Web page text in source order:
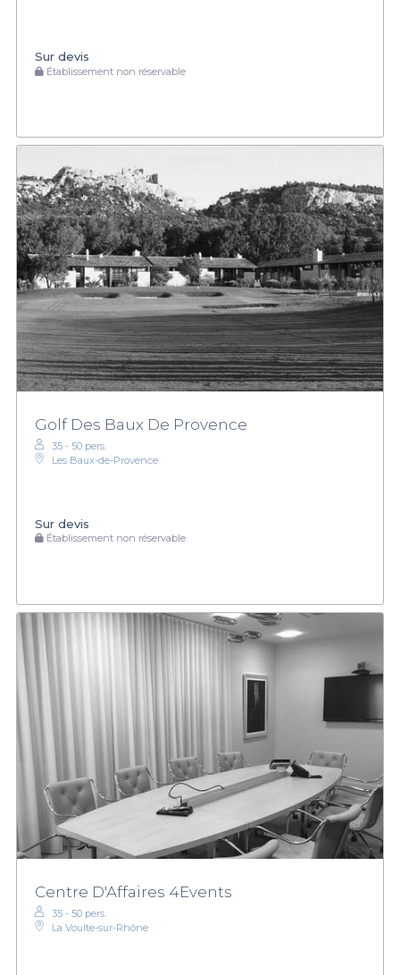
Sur devis
Établissement non réservable
Golf Des Baux De Provence
35 - 50 pers.
Les Baux-de-Provence
Sur devis
Établissement non réservable
Centre D'Affaires 4Events
35 - 50 pers.
La Voulte-sur-Rhône